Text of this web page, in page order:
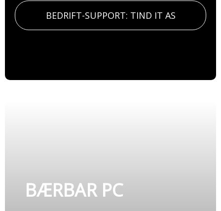
BEDRIFT-SUPPORT: TIND IT AS
BÆRBAR PC